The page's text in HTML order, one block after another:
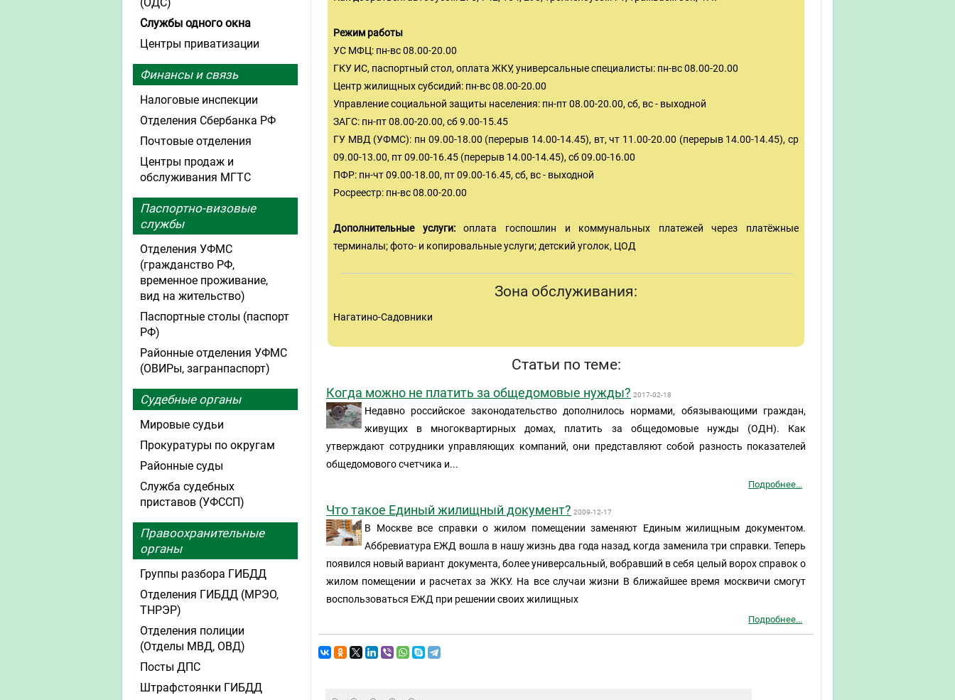
Режим работы
УС МФЦ: пн-вс 08.00-20.00
ГКУ ИС, паспортный стол, оплата ЖКУ, универсальные специалисты: пн-вс 08.00-20.00
Центр жилищных субсидий: пн-вс 08.00-20.00
Управление социальной защиты населения: пн-пт 08.00-20.00, сб, вс - выходной
ЗАГС: пн-пт 08.00-20.00, сб 9.00-15.45
ГУ МВД (УФМС): пн 09.00-18.00 (перерыв 14.00-14.45), вт, чт 11.00-20.00 (перерыв 14.00-14.45), ср
09.00-13.00, пт 09.00-16.45 (перерыв 14.00-14.45), сб 09.00-16.00
ПФР: пн-чт 09.00-18.00, пт 09.00-16.45, сб, вс - выходной
Росреестр: пн-вс 08.00-20.00
Дополнительные услуги:оплата госпошлин и коммунальных платежей через платёжные
терминалы; фото- и копировальные услуги; детский уголок, ЦОД
Зона обслуживания:
Нагатино-Садовники
Статьи по теме:
Когда можно не платить за общедомовые нужды? 2017-02-18
Недавно российское законодательство дополнилось нормами, обязывающими граждан,
живущих в многоквартирных домах, платить за общедомовые нужды (ОДН). Как
утверждают сотрудники управляющих компаний, они представляют собой разность показателей
общедомового счетчика и...
Подробнее...
Что такое Единый жилищный документ? 2009-12-17
В Москве все справки о жилом помещении заменяют Единым жилищным документом.
Аббревиатура ЕЖД вошла в нашу жизнь два года назад, когда заменила три справки. Теперь
появился новый вариант документа, более универсальный, вобравший в себя целый ворох справок о
жилом помещении и расчетах за ЖКУ. На все случаи жизни В ближайшее время москвичи смогут
воспользоваться ЕЖД при решении своих жилищных
Подробнее...
Службы одного окна
Центры приватизации
Финансы и связь
Налоговые инспекции
Отделения Сбербанка РФ
Почтовые отделения
Центры продаж и
обслуживания МГТС
Паспортно-визовые
службы
Отделения УФМС
(гражданство РФ,
временное проживание,
вид на жительство)
Паспортные столы (паспорт
РФ)
Районные отделения УФМС
(ОВИРы, загранпаспорт)
Судебные органы
Мировые судьи
Прокуратуры по округам
Районные суды
Служба судебных
приставов (УФССП)
Правоохранительные
органы
Группы разбора ГИБДД
Отделения ГИБДД (МРЭО,
ТНРЭР)
Отделения полиции
(Отделы МВД, ОВД)
Посты ДПС
Штрафстоянки ГИБДД